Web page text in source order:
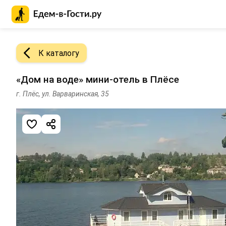
К каталогу
«Дом на воде» мини-отель в Плёсе
г. Плёс, ул. Варваринская, 35